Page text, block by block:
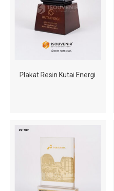
Plakat Resin Kutai Energi